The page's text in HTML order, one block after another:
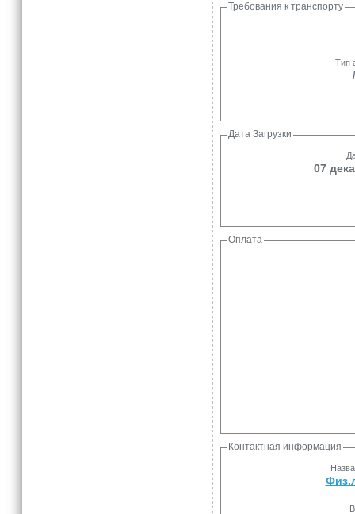
Требования к транспорту
Тип
Дата Загрузки
07
Оплата
Контактная информация